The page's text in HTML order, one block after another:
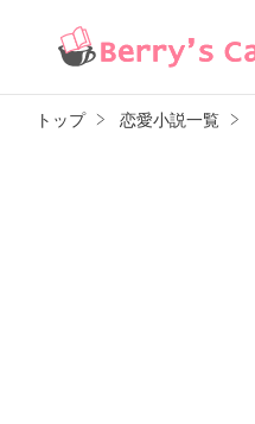
トップ 恋愛小説一覧